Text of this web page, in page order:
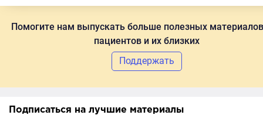
Помогите нам выпускать больше полезных
пациентов и их близких
Поддержать
Подписаться на лучшие материалы